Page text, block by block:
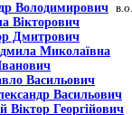
Володимирович
Вікторович
Дмитрович
Миколаївна
Васильович
Васильович
Віктор Георгійович